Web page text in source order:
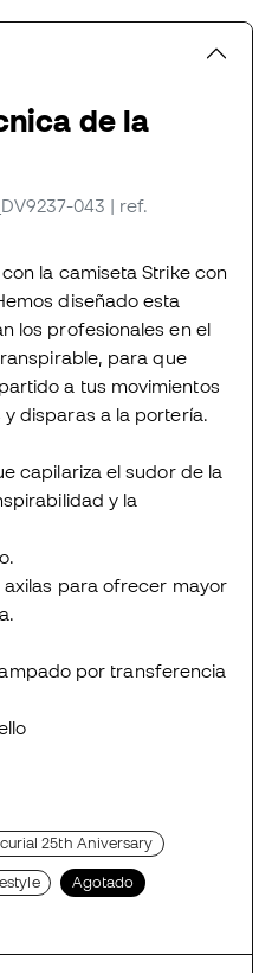
de la
043 | ref.
la camiseta Strike con
diseñado esta
los profesionales en el
para que
a tus movimientos
disparas a la portería.
capilariza el sudor de la
y la
axilas para ofrecer mayor
por transferencia
25th Aniversary
Agotado